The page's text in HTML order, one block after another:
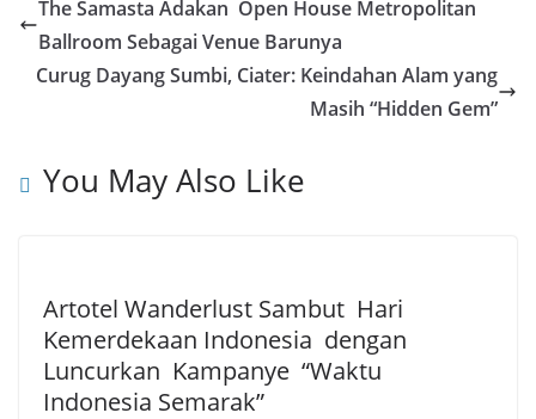
The Samasta Adakan Open House Metropolitan
Ballroom Sebagai Venue Barunya
Curug Dayang Sumbi, Ciater: Keindahan Alam yang
Masih “Hidden Gem”
You May Also Like
Artotel Wanderlust Sambut Hari
Kemerdekaan Indonesia dengan
Luncurkan Kampanye “Waktu
Indonesia Semarak”